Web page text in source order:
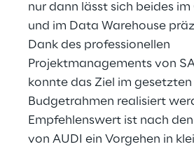
nur dann lässt sich beides im
und im Data Warehouse
Dank des professionellen
Projektmanagements von
konnte das Ziel im
Budgetrahmen realisiert
Empfehlenswert ist nach
von AUDI ein Vorgehen in